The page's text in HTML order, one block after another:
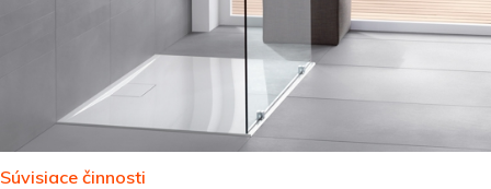
Súvisiace činnosti